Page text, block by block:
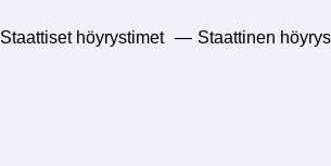
Staattiset höyrystimet — Staattinen